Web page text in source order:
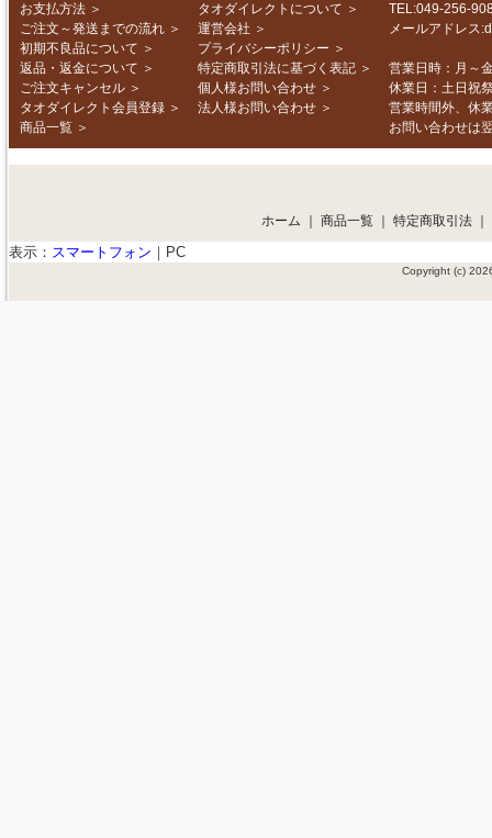
お支払方法 ＞
ご注文～発送までの流れ ＞
初期不良品について ＞
返品・返金について ＞
ご注文キャンセル ＞
タオダイレクト会員登録 ＞
商品一覧 ＞
タオダイレクトについて ＞
運営会社 ＞
プライバシーポリシー ＞
特定商取引法に基づく表記 ＞
個人様お問い合わせ ＞
法人様お問い合わせ ＞
TEL:049-256-
メールアドレス
営業日時：月～
休業日：土日祝
営業時間外、休
お問い合わせは
ホーム 商品一覧 特定商取引法
表示： スマートフォン ｜ PC
Copyright (c)